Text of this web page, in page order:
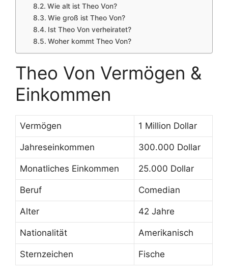
Wie alt ist Theo Von?
Wie groß ist Theo Von?
Ist Theo Von verheiratet?
Woher kommt Theo Von?
Theo Von Vermögen &
Einkommen
Vermögen 1 Million Dollar
Jahreseinkommen 300.000 Dollar
Monatliches Einkommen 25.000 Dollar
Beruf Comedian
Alter 42 Jahre
Nationalität Amerikanisch
Sternzeichen Fische